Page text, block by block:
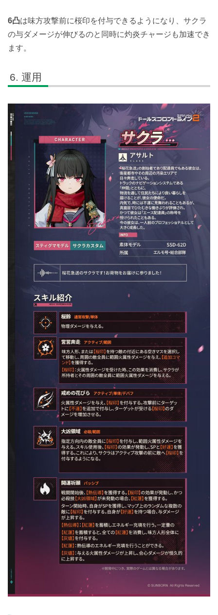
6凸は味方攻撃前に桜印を付与できるようになり、サクラ
の与ダメージが伸びるのと同時に灼炎チャージも加速でき
ます。
運用